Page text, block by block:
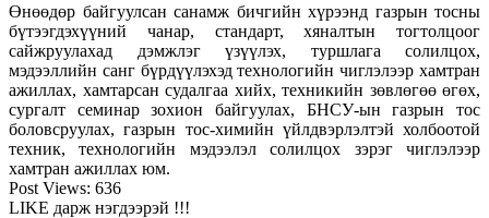
Өнөөдөр байгуулсан санамж бичгийн хүрээнд газрын тосны
бүтээгдэхүүний чанар, стандарт, хяналтын тогтолцоог
сайжруулахад дэмжлэг үзүүлэх, туршлага солилцох,
мэдээллийн санг бүрдүүлэхэд технологийн чиглэлээр хамтран
ажиллах, хамтарсан судалгаа хийх, техникийн зөвлөгөө өгөх,
сургалт семинар зохион байгуулах, БНСУ-ын газрын тос
боловсруулах, газрын тос-химийн үйлдвэрлэлтэй холбоотой
техник, технологийн мэдээлэл солилцох зэрэг чиглэлээр
хамтран ажиллах юм.
Post Views: 636
LIKE дарж нэгдээрэй !!!